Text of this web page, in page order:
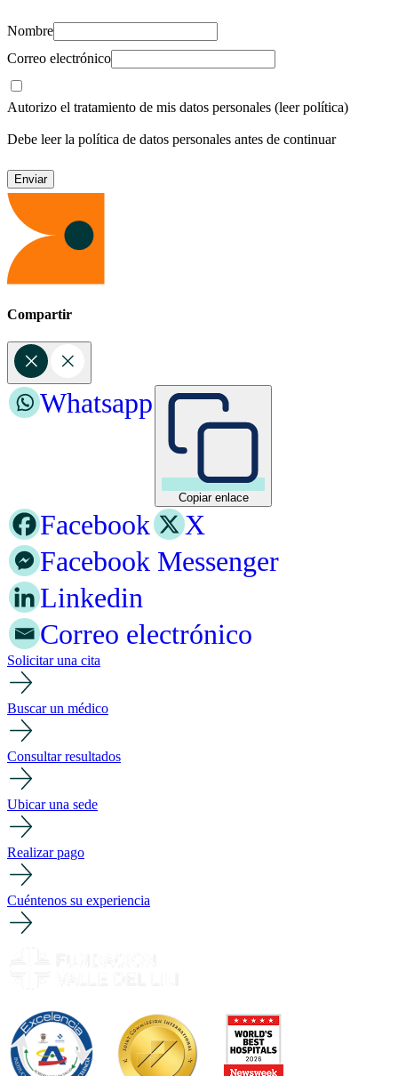
Nombre
Correo electrónico
Autorizo el tratamiento de mis datos personales (leer política)
Debe leer la política de datos personales antes de continuar
Compartir
Copiar enlace
Whatsapp
Facebook
X
Facebook Messenger
Linkedin
Correo electrónico
Solicitar una cita
Buscar un médico
Consultar resultados
Ubicar una sede
Realizar pago
Cuéntenos su experiencia